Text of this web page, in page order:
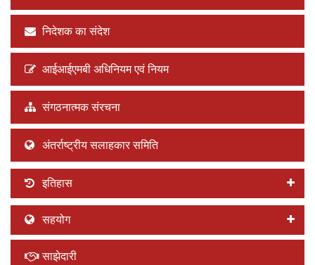
निदेशक का संदेश
आईआईएमबी अधिनियम एवं नियम
संगठनात्मक संरचना
अंतर्राष्ट्रीय सलाहकार समिति
इतिहास
सहयोग
साझेदारी